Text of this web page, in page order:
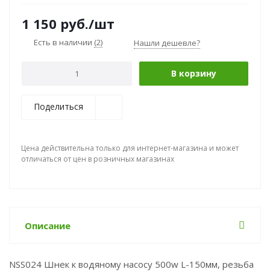
1 150 руб./шт
Есть в наличии (2) Нашли дешевле?
В корзину
Поделиться
Цена действительна только для интернет-магазина и может
отличаться от цен в розничных магазинах
Описание
NSS024 Шнек к водяному насосу 500w L-150мм, резьба